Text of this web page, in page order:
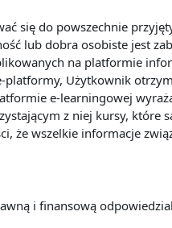
się do powszechnie
lub dobra osobiste jest
na platformie
Użytkownik
e-learningowej
z niej kursy, które
że wszelkie informacje
i finansową